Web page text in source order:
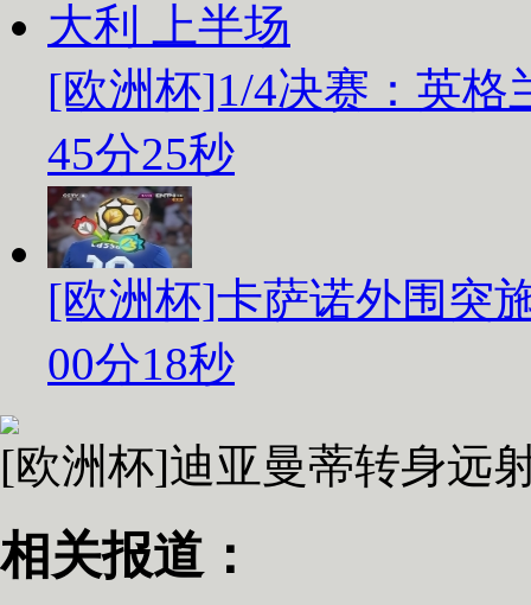
[欧洲杯]1/4决赛：英格
45分25秒
[欧洲杯]卡萨诺外围突
00分18秒
[欧洲杯]迪亚曼蒂转身远
相关报道：